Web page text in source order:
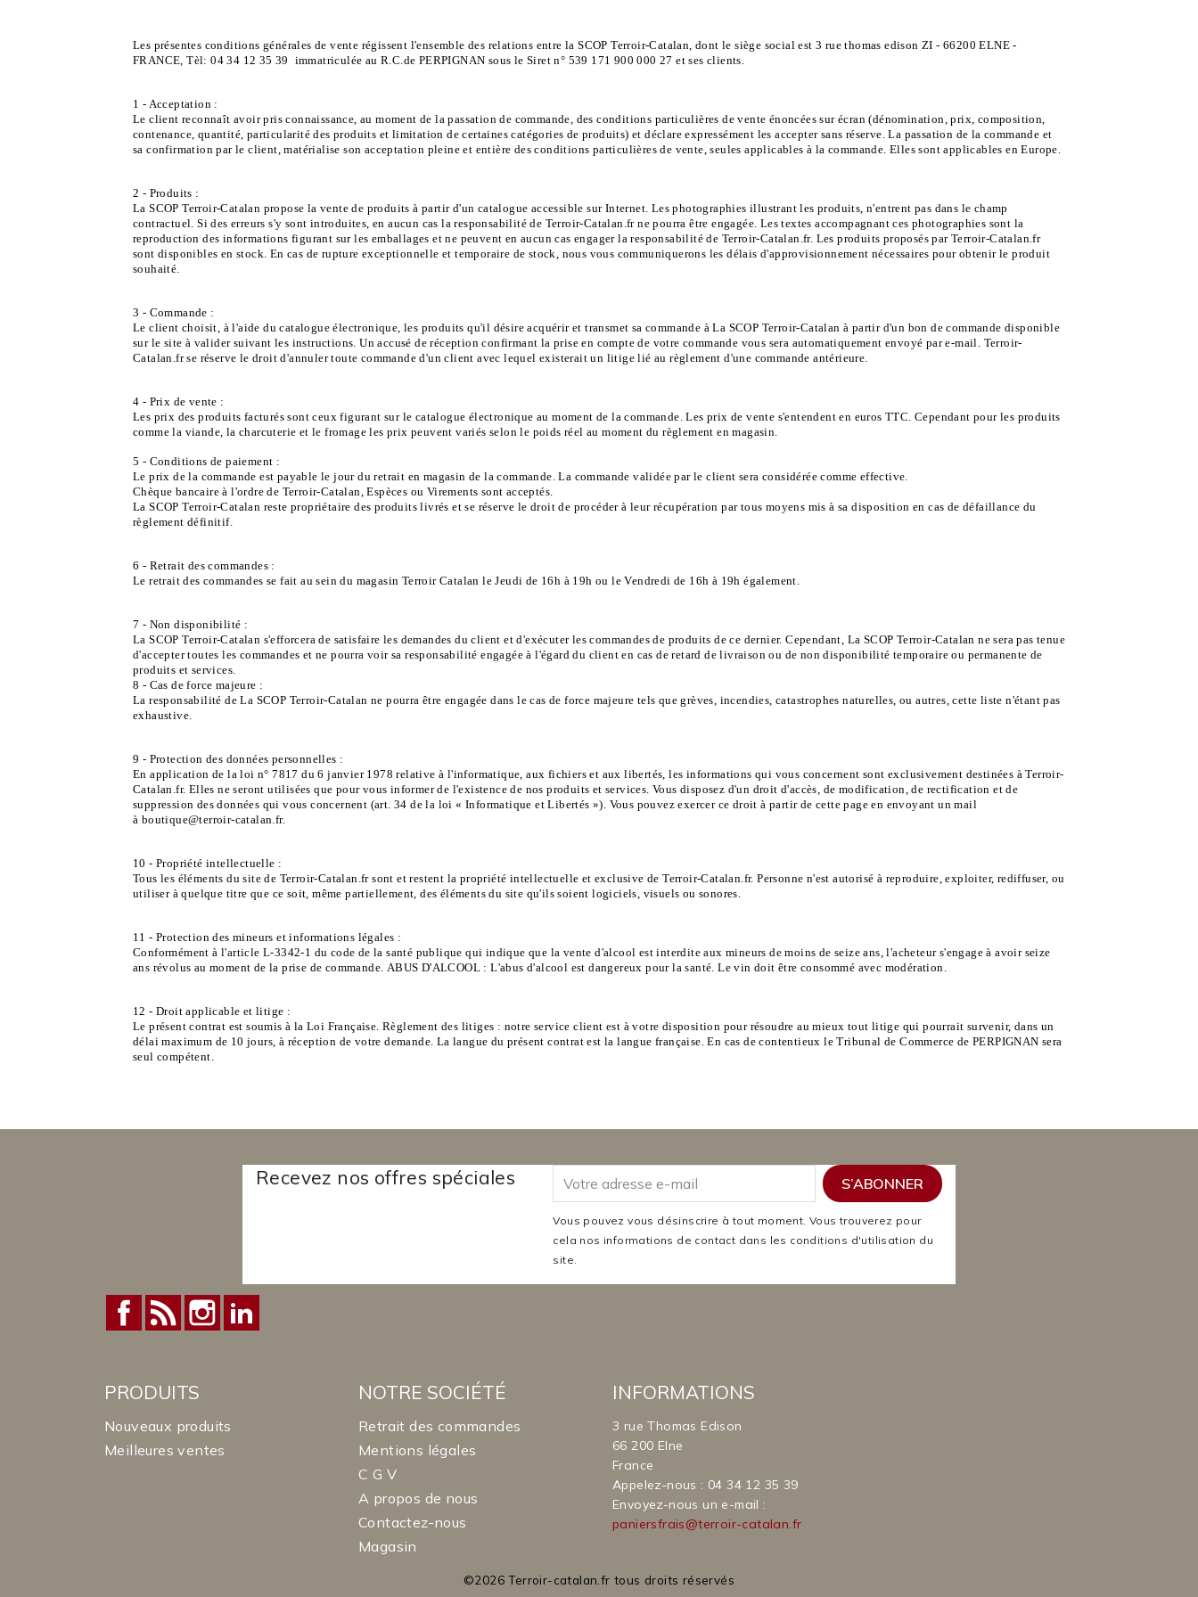
Les présentes conditions générales de vente régissent l'ensemble des relations entre la SCOP Terroir-Catalan, dont le siège social est 3 rue thomas edison ZI - 66200 ELNE -
FRANCE, Tèl: 04 34 12 35 39 immatriculée au R.C.de PERPIGNAN sous le Siret n° 539 171 900 000 27 et ses clients.
1 - Acceptation :
Le client reconnaît avoir pris connaissance, au moment de la passation de commande, des conditions particulières de vente énoncées sur écran (dénomination, prix, composition,
contenance, quantité, particularité des produits et limitation de certaines catégories de produits) et déclare expressément les accepter sans réserve. La passation de la commande et
sa confirmation par le client, matérialise son acceptation pleine et entière des conditions particulières de vente, seules applicables à la commande. Elles sont applicables en Europe.
2 - Produits :
La SCOP Terroir-Catalan propose la vente de produits à partir d'un catalogue accessible sur Internet. Les photographies illustrant les produits, n'entrent pas dans le champ
contractuel. Si des erreurs s'y sont introduites, en aucun cas la responsabilité de Terroir-Catalan.fr ne pourra être engagée. Les textes accompagnant ces photographies sont la
reproduction des informations figurant sur les emballages et ne peuvent en aucun cas engager la responsabilité de Terroir-Catalan.fr. Les produits proposés par Terroir-Catalan.fr
sont disponibles en stock. En cas de rupture exceptionnelle et temporaire de stock, nous vous communiquerons les délais d'approvisionnement nécessaires pour obtenir le produit
souhaité.
3 - Commande :
Le client choisit, à l'aide du catalogue électronique, les produits qu'il désire acquérir et transmet sa commande à La SCOP Terroir-Catalan à partir d'un bon de commande disponible
sur le site à valider suivant les instructions. Un accusé de réception confirmant la prise en compte de votre commande vous sera automatiquement envoyé par e-mail. Terroir-
Catalan.fr se réserve le droit d'annuler toute commande d'un client avec lequel existerait un litige lié au règlement d'une commande antérieure.
4 - Prix de vente :
Les prix des produits facturés sont ceux figurant sur le catalogue électronique au moment de la commande. Les prix de vente s'entendent en euros TTC. Cependant pour les produits
comme la viande, la charcuterie et le fromage les prix peuvent variés selon le poids réel au moment du règlement en magasin.
5 - Conditions de paiement :
Le prix de la commande est payable le jour du retrait en magasin de la commande. La commande validée par le client sera considérée comme effective.
Chèque bancaire à l'ordre de Terroir-Catalan, Espèces ou Virements sont acceptés.
La SCOP Terroir-Catalan reste propriétaire des produits livrés et se réserve le droit de procéder à leur récupération par tous moyens mis à sa disposition en cas de défaillance du
règlement définitif.
6 - Retrait des commandes :
Le retrait des commandes se fait au sein du magasin Terroir Catalan le Jeudi de 16h à 19h ou le Vendredi de 16h à 19h également.
7 - Non disponibilité :
La SCOP Terroir-Catalan s'efforcera de satisfaire les demandes du client et d'exécuter les commandes de produits de ce dernier. Cependant, La SCOP Terroir-Catalan ne sera pas tenue
d'accepter toutes les commandes et ne pourra voir sa responsabilité engagée à l'égard du client en cas de retard de livraison ou de non disponibilité temporaire ou permanente de
produits et services.
8 - Cas de force majeure :
La responsabilité de La SCOP Terroir-Catalan ne pourra être engagée dans le cas de force majeure tels que grèves, incendies, catastrophes naturelles, ou autres, cette liste n'étant pas
exhaustive.
9 - Protection des données personnelles :
En application de la loi n° 7817 du 6 janvier 1978 relative à l'informatique, aux fichiers et aux libertés, les informations qui vous concernent sont exclusivement destinées à Terroir-
Catalan.fr. Elles ne seront utilisées que pour vous informer de l'existence de nos produits et services. Vous disposez d'un droit d'accès, de modification, de rectification et de
suppression des données qui vous concernent (art. 34 de la loi « Informatique et Libertés »). Vous pouvez exercer ce droit à partir de cette page en envoyant un mail
à boutique@terroir-catalan.fr.
10 - Propriété intellectuelle :
Tous les éléments du site de Terroir-Catalan.fr sont et restent la propriété intellectuelle et exclusive de Terroir-Catalan.fr. Personne n'est autorisé à reproduire, exploiter, rediffuser, ou
utiliser à quelque titre que ce soit, même partiellement, des éléments du site qu'ils soient logiciels, visuels ou sonores.
11 - Protection des mineurs et informations légales :
Conformément à l'article L-3342-1 du code de la santé publique qui indique que la vente d'alcool est interdite aux mineurs de moins de seize ans, l'acheteur s'engage à avoir seize
ans révolus au moment de la prise de commande. ABUS D'ALCOOL : L'abus d'alcool est dangereux pour la santé. Le vin doit être consommé avec modération.
12 - Droit applicable et litige :
Le présent contrat est soumis à la Loi Française. Règlement des litiges : notre service client est à votre disposition pour résoudre au mieux tout litige qui pourrait survenir, dans un
délai maximum de 10 jours, à réception de votre demande. La langue du présent contrat est la langue française. En cas de contentieux le Tribunal de Commerce de PERPIGNAN sera
seul compétent.
Recevez nos offres spéciales
Vous pouvez vous désinscrire à tout moment. Vous trouverez pour
cela nos informations de contact dans les conditions d'utilisation du
site.
Facebook
Rss Instagram
PRODUITS
Nouveaux produits
Meilleures ventes
NOTRE SOCIÉTÉ
Retrait des commandes
Mentions légales
C G V
A propos de nous
Contactez-nous
Magasin
INFORMATIONS
3 rue Thomas Edison
66 200 Elne
France
Appelez-nous : 04 34 12 35 39
Envoyez-nous un e-mail :
paniersfrais@terroir-catalan.fr
©2026 Terroir-catalan.fr tous droits réservés